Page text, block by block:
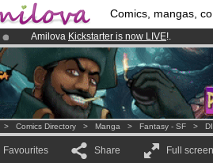
Comics, mangas,
Amilova Kickstarter is now LIVE!.
Premium membership from3.95 eurosper
Already 100000 membersand 1000
> Comics Directory > Manga > Fantasy - SF >
Favourites Share Full screen